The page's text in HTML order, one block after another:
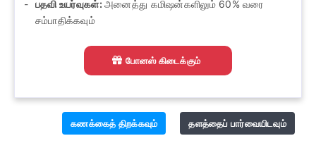
பதவி உயர்வுகள்:அனைத்து கமிஷன்களிலும் 60% வரை
சம்பாதிக்கவும்
போனஸ் கிடைக்கும்
கணக்கைத் திறக்கவும் தளத்தைப் பார்வையிடவும்